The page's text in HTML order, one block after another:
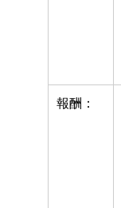
報酬：